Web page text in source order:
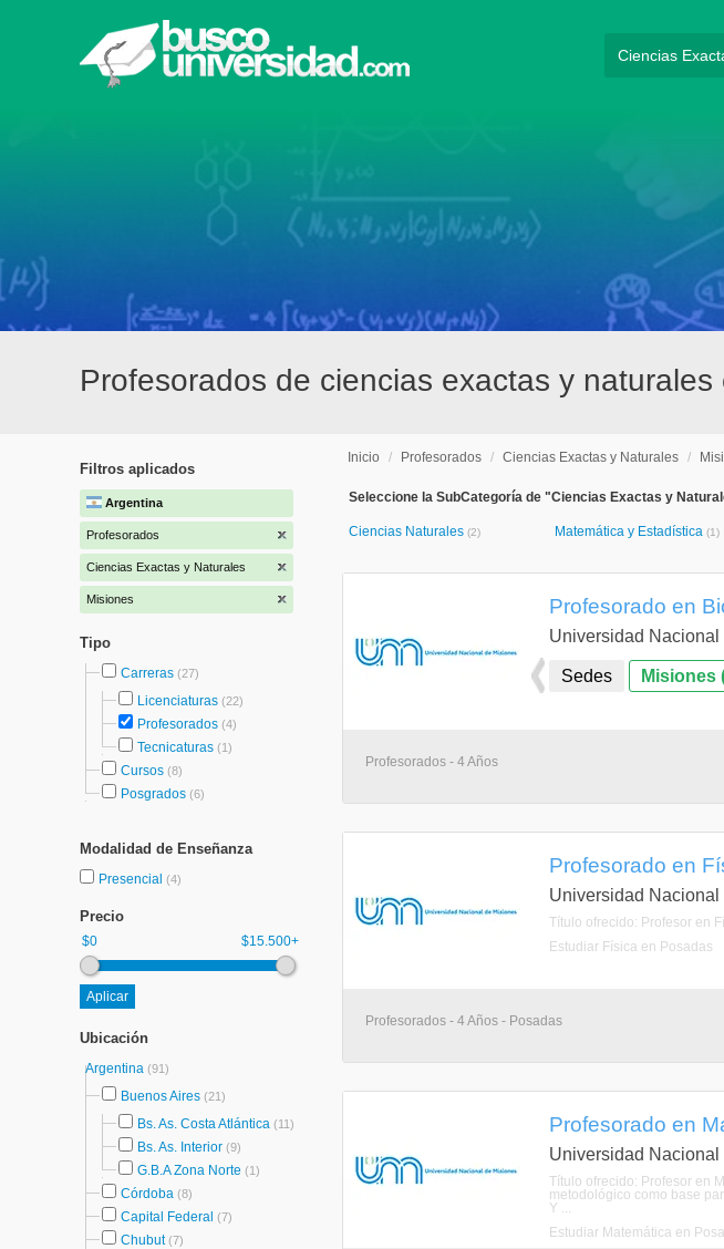
Profesorados de ciencias exactas y naturales
Filtros aplicados
Argentina
Profesorados
Ciencias Exactas y Naturales
Misiones
Tipo
Carreras (27)
Licenciaturas (22)
Profesorados (4)
Tecnicaturas (1)
Cursos (8)
Posgrados (6)
Modalidad de Enseñanza
Presencial (4)
Precio
$0 $15.500+
Ubicación
Argentina (91)
Buenos Aires (21)
Bs. As. Costa Atlántica (11)
Bs. As. Interior (9)
G.B.A Zona Norte (1)
Córdoba (8)
Capital Federal (7)
Chubut(7)
Inicio / Profesorados / Ciencias Exactas y Naturales /
Seleccione la SubCategoría de "Ciencias Exactas y
Ciencias Naturales (2) Matemática y Estadística (1)
Profesorado en
Universidad
Sedes Misiones
Profesorados - 4 Años
Profesorado en
Universidad
Título ofrecido: Profesor en
Estudiar Física en Posadas
Profesorados - 4 Años - Posadas
Profesorado en
Universidad
Título ofrecido: Profesor en
metodológico como base
Y ...
Estudiar Matemática en